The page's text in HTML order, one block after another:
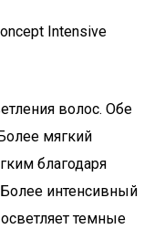
Intensive
волос. Обе
мягкий
благодаря
интенсивный
темные